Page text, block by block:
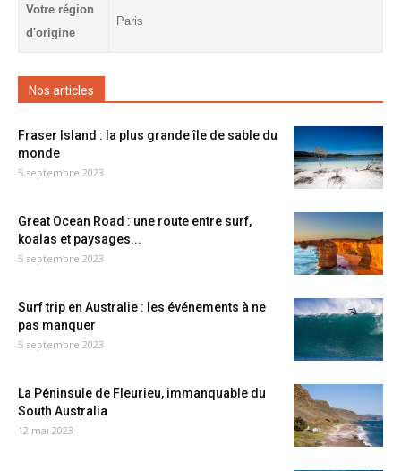
Votre région
d'origine
Paris
Nos articles
Fraser Island : la plus grande île de sable du
monde
5 septembre 2023
Great Ocean Road : une route entre surf,
koalas et paysages...
5 septembre 2023
Surf trip en Australie : les événements à ne
pas manquer
5 septembre 2023
La Péninsule de Fleurieu, immanquable du
South Australia
12 mai 2023